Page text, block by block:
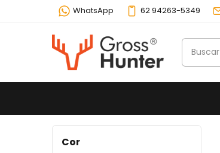
WhatsApp 62 94263-5349
Cor